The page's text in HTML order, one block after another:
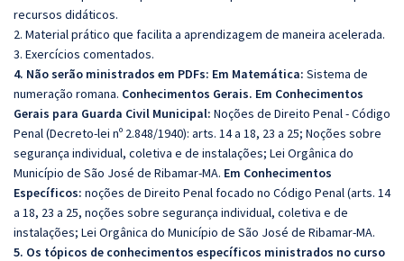
recursos didáticos.
2. Material prático que facilita a aprendizagem de maneira acelerada.
3. Exercícios comentados.
4. Não serão ministrados em PDFs: Em Matemática: Sistema de
numeração romana. Conhecimentos Gerais. Em Conhecimentos
Gerais para Guarda Civil Municipal: Noções de Direito Penal - Código
Penal (Decreto-lei nº 2.848/1940): arts. 14 a 18, 23 a 25; Noções sobre
segurança individual, coletiva e de instalações; Lei Orgânica do
Município de São José de Ribamar-MA. Em Conhecimentos
Específicos: noções de Direito Penal focado no Código Penal (arts. 14
a 18, 23 a 25, noções sobre segurança individual, coletiva e de
instalações; Lei Orgânica do Município de São José de Ribamar-MA.
5. Os tópicos de conhecimentos específicos ministrados no curso